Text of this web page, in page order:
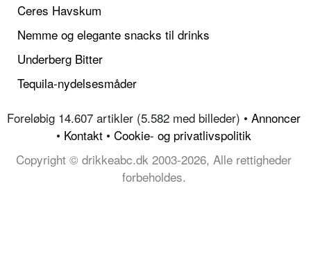
Ceres Havskum
Nemme og elegante snacks til drinks
Underberg Bitter
Tequila-nydelsesmåder
Foreløbig 14.607 artikler (5.582 med billeder) • Annoncer
• Kontakt • Cookie- og privatlivspolitik
Copyright © drikkeabc.dk 2003-2026, Alle rettigheder
forbeholdes.